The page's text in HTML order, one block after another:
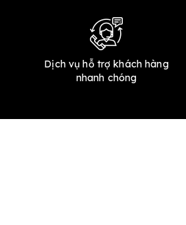
Dịch vụ hỗ trợ khách hàng
nhanh chóng